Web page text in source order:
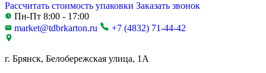
Рассчитать стоимость упаковки Заказать звонок
Пн-Пт 8:00 - 17:00
market@tdbrkarton.ru
+7 (4832) 71-44-42
г. Брянск, Белобережская улица, 1А